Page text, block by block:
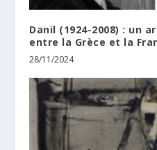
Danil (1924-2008) : un
entre la Grèce et la
28/11/2024